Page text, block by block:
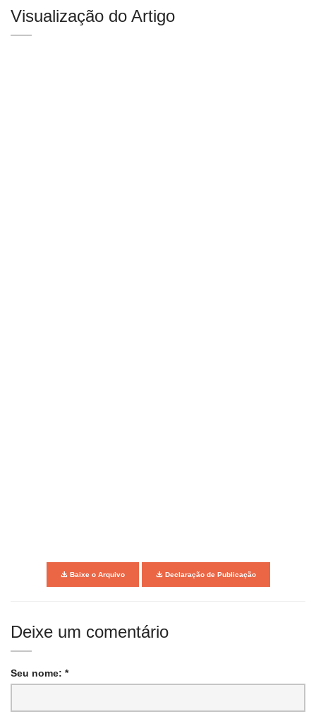
Visualização do Artigo
Baixe o Arquivo Declaração de Publicação
Deixe um comentário
Seu nome: *